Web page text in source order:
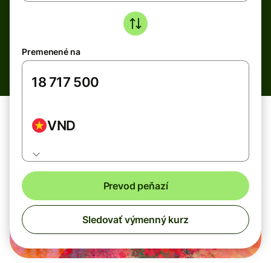
Premenené na
VND
Prevod peňazí
Sledovať výmenný kurz